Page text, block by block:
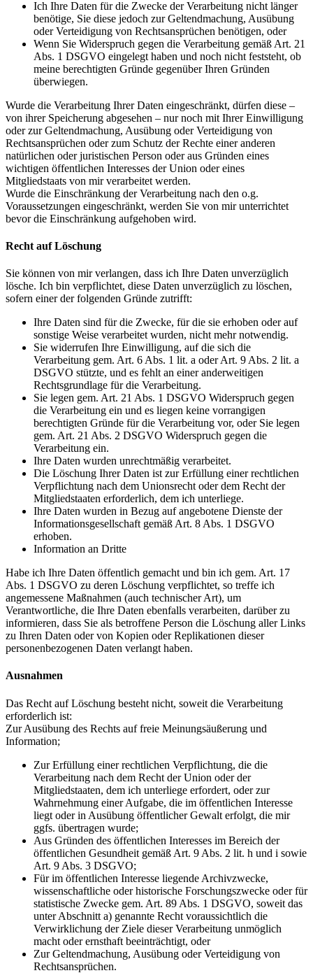
Ich Ihre Daten für die Zwecke der Verarbeitung nicht länger
benötige, Sie diese jedoch zur Geltendmachung, Ausübung
oder Verteidigung von Rechtsansprüchen benötigen, oder
Wenn Sie Widerspruch gegen die Verarbeitung gemäß Art. 21
Abs. 1 DSGVO eingelegt haben und noch nicht feststeht, ob
meine berechtigten Gründe gegenüber Ihren Gründen
überwiegen.
Wurde die Verarbeitung Ihrer Daten eingeschränkt, dürfen diese –
von ihrer Speicherung abgesehen – nur noch mit Ihrer Einwilligung
oder zur Geltendmachung, Ausübung oder Verteidigung von
Rechtsansprüchen oder zum Schutz der Rechte einer anderen
natürlichen oder juristischen Person oder aus Gründen eines
wichtigen öffentlichen Interesses der Union oder eines
Mitgliedstaats von mir verarbeitet werden.
Wurde die Einschränkung der Verarbeitung nach den o.g.
Voraussetzungen eingeschränkt, werden Sie von mir unterrichtet
bevor die Einschränkung aufgehoben wird.
Recht auf Löschung
Sie können von mir verlangen, dass ich Ihre Daten unverzüglich
lösche. Ich bin verpflichtet, diese Daten unverzüglich zu löschen,
sofern einer der folgenden Gründe zutrifft:
Ihre Daten sind für die Zwecke, für die sie erhoben oder auf
sonstige Weise verarbeitet wurden, nicht mehr notwendig.
Sie widerrufen Ihre Einwilligung, auf die sich die
Verarbeitung gem. Art. 6 Abs. 1 lit. a oder Art. 9 Abs. 2 lit. a
DSGVO stützte, und es fehlt an einer anderweitigen
Rechtsgrundlage für die Verarbeitung.
Sie legen gem. Art. 21 Abs. 1 DSGVO Widerspruch gegen
die Verarbeitung ein und es liegen keine vorrangigen
berechtigten Gründe für die Verarbeitung vor, oder Sie legen
gem. Art. 21 Abs. 2 DSGVO Widerspruch gegen die
Verarbeitung ein.
Ihre Daten wurden unrechtmäßig verarbeitet.
Die Löschung Ihrer Daten ist zur Erfüllung einer rechtlichen
Verpflichtung nach dem Unionsrecht oder dem Recht der
Mitgliedstaaten erforderlich, dem ich unterliege.
Ihre Daten wurden in Bezug auf angebotene Dienste der
Informationsgesellschaft gemäß Art. 8 Abs. 1 DSGVO
erhoben.
Information an Dritte
Habe ich Ihre Daten öffentlich gemacht und bin ich gem. Art. 17
Abs. 1 DSGVO zu deren Löschung verpflichtet, so treffe ich
angemessene Maßnahmen (auch technischer Art), um
Verantwortliche, die Ihre Daten ebenfalls verarbeiten, darüber zu
informieren, dass Sie als betroffene Person die Löschung aller Links
zu Ihren Daten oder von Kopien oder Replikationen dieser
personenbezogenen Daten verlangt haben.
Ausnahmen
Das Recht auf Löschung besteht nicht, soweit die Verarbeitung
erforderlich ist:
Zur Ausübung des Rechts auf freie Meinungsäußerung und
Information;
Zur Erfüllung einer rechtlichen Verpflichtung, die die
Verarbeitung nach dem Recht der Union oder der
Mitgliedstaaten, dem ich unterliege erfordert, oder zur
Wahrnehmung einer Aufgabe, die im öffentlichen Interesse
liegt oder in Ausübung öffentlicher Gewalt erfolgt, die mir
ggfs. übertragen wurde;
Aus Gründen des öffentlichen Interesses im Bereich der
öffentlichen Gesundheit gemäß Art. 9 Abs. 2 lit. h und i sowie
Art. 9 Abs. 3 DSGVO;
Für im öffentlichen Interesse liegende Archivzwecke,
wissenschaftliche oder historische Forschungszwecke oder für
statistische Zwecke gem. Art. 89 Abs. 1 DSGVO, soweit das
unter Abschnitt a) genannte Recht voraussichtlich die
Verwirklichung der Ziele dieser Verarbeitung unmöglich
macht oder ernsthaft beeinträchtigt, oder
Zur Geltendmachung, Ausübung oder Verteidigung von
Rechtsansprüchen.